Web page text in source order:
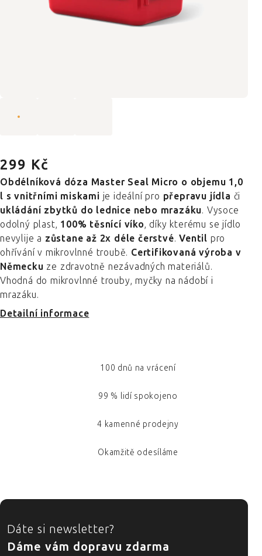
299 Kč
Obdélníková dóza Master Seal Micro o objemu 1,0
l s vnitřními miskami je ideální pro přepravu jídla či
ukládání zbytků do lednice nebo mrazáku. Vysoce
odolný plast, 100% těsnící víko, díky kterému se jídlo
nevylije a zůstane až 2x déle čerstvé.Ventil pro
ohřívání v mikrovlnné troubě. Certifikovaná výroba v
Německu ze zdravotně nezávadných materiálů.
Vhodná do mikrovlnné trouby, myčky na nádobí i
mrazáku.
Detailní informace
100 dnů na vrácení
99 % lidí spokojeno
4 kamenné prodejny
Okamžitě odesíláme
ZÁPATÍ
Dáte si newsletter?
Dáme vám dopravu zdarma